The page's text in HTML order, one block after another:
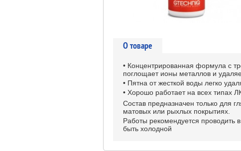
О товаре
• Концентрированная формула с
поглощает ионы металлов и
• Пятна от жесткой воды легко
• Хорошо работает на всех типах
Cостав предназначен только для
матовых или рыхлых покрытиях.
Работы рекомендуется проводить
быть холодной